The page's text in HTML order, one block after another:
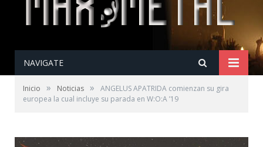
NAVIGATE
Inicio » Noticias »
ANGELUS APATRIDA comienzan su gira
europea la cual incluye su parada en W:O:A ’19